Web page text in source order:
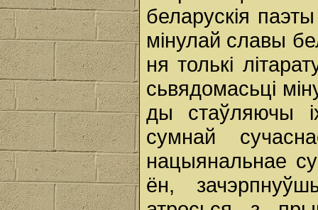
беларускія
мінулай славы
ня толькі
сьвядомасьці
ды стаўляючы
сумнай
нацыянальнае
ён,